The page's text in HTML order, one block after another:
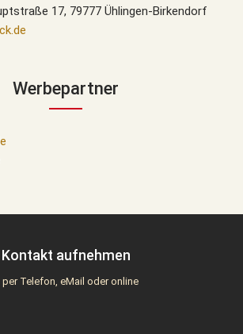
17, 79777 Ühlingen-Birkendorf
Werbepartner
Kontakt aufnehmen
per Telefon, eMail oder online